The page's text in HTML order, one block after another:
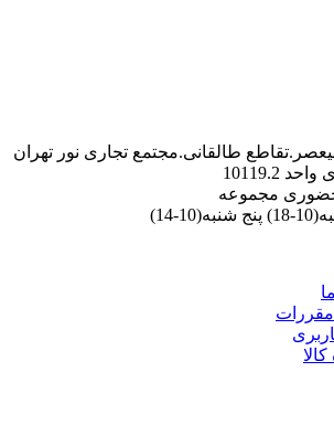
طالقانی.مجتمع تجاری نور تهران
10119.2
مجموعه
14)
مقررات